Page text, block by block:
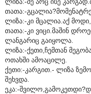
თათა:-
ლიზა:-კი მცალია.აქ
თათა:-კი ვიცი.მაშინ
ლანგარიც გაიყოლა.
ლიზა:-ქეთი,ჩემთან
ოთახში ამოაცილე.
ქეთი:-კარგით.- ლიზა
შეხვდა.
ეკა:-